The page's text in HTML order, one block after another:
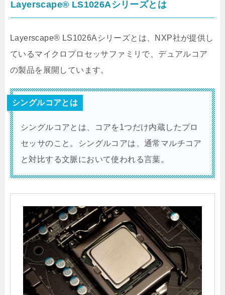
Layerscape® LS1026Aシリーズとは
Layerscape® LS1026Aシリーズとは、NXP社が提供し
ているマイクロプロセッサファミリで、デュアルコア
の製品を展開しています。
シングルコアとは
シングルコアとは、コアを1つだけ内蔵したプロ
セッサのこと。シングルコアは、通常マルチコア
と対比する文脈において使われる言葉。